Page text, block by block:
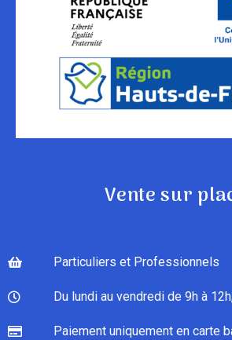
Vente sur
Particuliers et Professionnels
Du lundi au vendredi de 9h à
Paiement uniquement en carte